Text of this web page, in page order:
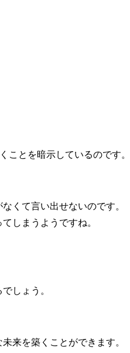
ことを暗示しているのです。
くて言い出せないのです。
しまうようですね。
しょう。
来を築くことができます。